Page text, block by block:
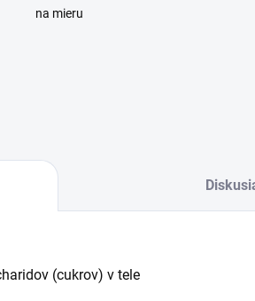
na mieru
(cukrov) v tele